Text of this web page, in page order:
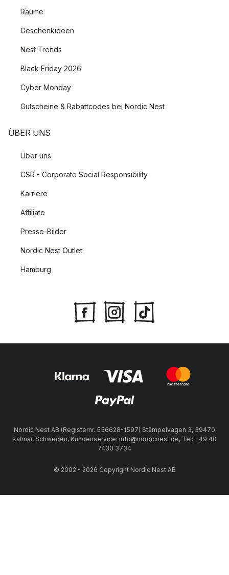
Räume
Geschenkideen
Nest Trends
Black Friday 2026
Cyber Monday
Gutscheine & Rabattcodes bei Nordic Nest
ÜBER UNS
Über uns
CSR - Corporate Social Responsibility
Karriere
Affiliate
Presse-Bilder
Nordic Nest Outlet
Hamburg
Nordic Nest AB (Registernr. 556628-1597) Stämpelvägen 3, 39470
Kalmar, Schweden, Kundenservice: info@nordicnest.de, Tel: +49 40
7430 3734
© 2002 - 2026 Copyright Nordic Nest AB